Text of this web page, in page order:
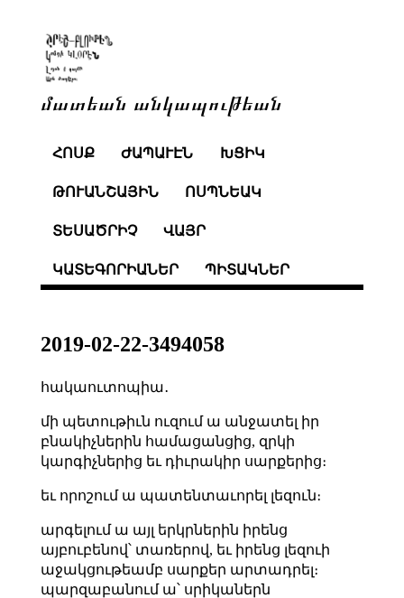
մատեան անկապութեան
ՀՈՍՔ ԺԱՊԱՒԷՆ ԽՑԻԿ
ԹՈՒԱՆՇԱՅԻՆ ՈՍՊՆԵԱԿ
ՏԵՍԱԾՐԻՉ ՎԱՅՐ
ԿԱՏԵԳՈՐԻԱՆԵՐ ՊԻՏԱԿՆԵՐ
2019-02-22-3494058
հակաուտոպիա․
մի պետութիւն ուզում ա անջատել իր
բնակիչներին համացանցից, զրկի
կարգիչներից եւ դիւրակիր սարքերից։
եւ որոշում ա պատենտաւորել լեզուն։
արգելում ա այլ երկրներին իրենց
այբուբենով՝ տառերով, եւ իրենց լեզուի
աջակցութեամբ սարքեր արտադրել։
պարզաբանում ա՝ սրիկաներն